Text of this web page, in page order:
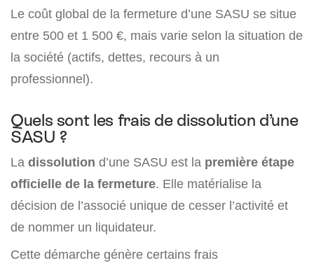
Le coût global de la fermeture d’une SASU se situe
entre 500 et 1 500 €, mais varie selon la situation de
la société (actifs, dettes, recours à un
professionnel).
Quels sont les frais de dissolution d’une
SASU ?
La dissolution d’une SASU est la première étape
officielle de la fermeture. Elle matérialise la
décision de l’associé unique de cesser l’activité et
de nommer un liquidateur.
Cette démarche génère certains frais